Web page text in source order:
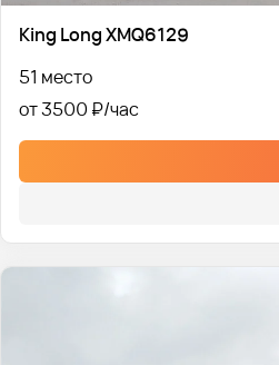
King Long XMQ6129
51 место
от 3500 ₽